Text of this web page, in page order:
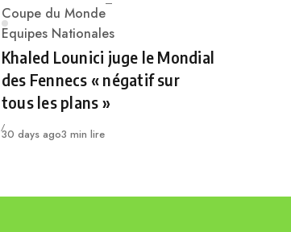
Category
Coupe du Monde
Equipes Nationales
Khaled Lounici juge le Mondial
des Fennecs « négatif sur
tous les plans »
Publié
30 days ago3 min lire